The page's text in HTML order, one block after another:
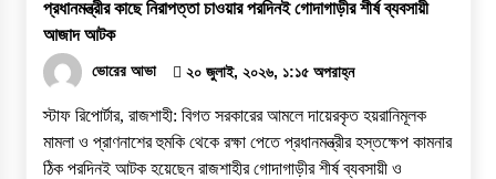
প্রধানমন্ত্রীর কাছে নিরাপত্তা চাওয়ার পরদিনই গোদাগাড়ীর শীর্ষ ব্যবসায়ী
আজাদ আটক
ভোরের আভা ২০ জুলাই, ২০২৬, ১:১৫ অপরাহ্ন
স্টাফ রিপোর্টার, রাজশাহী: বিগত সরকারের আমলে দায়েরকৃত হয়রানিমূলক
মামলা ও প্রাণনাশের হুমকি থেকে রক্ষা পেতে প্রধানমন্ত্রীর হস্তক্ষেপ কামনার
ঠিক পরদিনই আটক হয়েছেন রাজশাহীর গোদাগাড়ীর শীর্ষ ব্যবসায়ী ও